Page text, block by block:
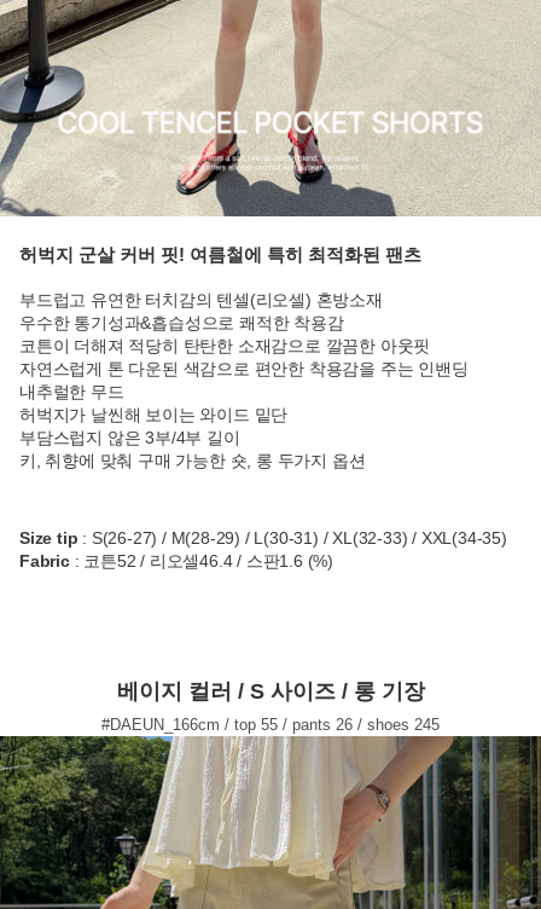
허벅지 군살 커버 핏! 여름철에 특히 최적화된 팬츠
부드럽고 유연한 터치감의 텐셀(리오셀) 혼방소재
우수한 통기성과&흡습성으로 쾌적한 착용감
코튼이 더해져 적당히 탄탄한 소재감으로 깔끔한 아웃핏
자연스럽게 톤 다운된 색감으로 편안한 착용감을 주는 인밴딩
내추럴한 무드
허벅지가 날씬해 보이는 와이드 밑단
부담스럽지 않은 3부/4부 길이
키, 취향에 맞춰 구매 가능한 숏, 롱 두가지 옵션
Size tip : S(26-27) / M(28-29) / L(30-31) / XL(32-33) / XXL(34-35)
Fabric: 코튼52 / 리오셀46.4 / 스판1.6 (%)
베이지 컬러 / S 사이즈 / 롱 기장
#DAEUN_166cm / top 55 / pants 26 / shoes 245